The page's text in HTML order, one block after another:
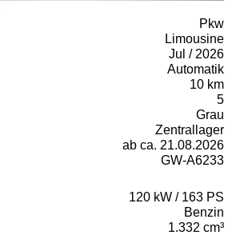
Pkw
Limousine
Jul / 2026
Automatik
10 km
5
Grau
Zentrallager
ab ca. 21.08.2026
GW-A6233
120 kW / 163 PS
Benzin
1.332 cm³